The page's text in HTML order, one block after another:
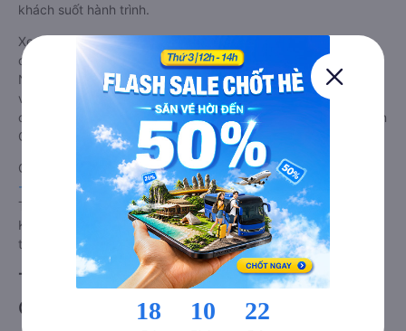
khách suốt hành trình.
Xe Hà Tiên - Kiên Giang Mộ Đức - Quảng Ngãi giường nằm
đôi tốt nhất: Xe từ Hà Tiên - Kiên Giang đi Mộ Đức - Quảng
Ngãi giường nằm đôi được đánh giá chung có chất lượng Tốt
với điểm đánh giá trung bình từ 4.1/5 dựa trên 686 phản hồi
của hành khách Xe về Mộ Đức - Quảng Ngãi từ Hà Tiên - Kiên
Giang.
Giá vé
xe giường nằm đôi đi Mộ Đức - Quảng Ngãi từ Hà Tiên
- Kiên Giang rẻ nhất là 650000VND của hãng xe Mai Quyên.
Tùy thuộc vào chương trình khuyến mãi, giá vé Xe Hà Tiên -
Kiên Giang đi Mộ Đức - Quảng Ngãi giường nằm đôi này có
thể sẽ rẻ hơn.
Tư vấn TOP 2 xe khách đi Mộ Đức -
Quảng Ngãi từ Hà Tiên - Kiên Giang